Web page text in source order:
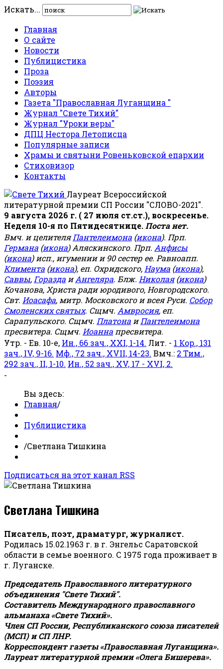
Искать...
Главная
О сайте
Новости
Публицистика
Проза
Поэзия
Авторы
Газета "Православная Луганщина "
Журнал "Свете Тихий"
Журнал "Уроки веры"
ДПЦ Нестора Летописца
Популярные записи
Храмы и святыни Ровеньковской епархии
Стиховизор
Контакты
Лауреат Всероссийской
литературной премии СП России "СЛОВО-2021".
9 августа 2026 г. ( 27 июля ст.ст.), воскресенье.
Неделя 10-я по Пятидесятнице. Поста нет.
Вмч. и целителяПантелеимона (икона). Прп.
Германа (икона) Аляскинского. Прп. Анфисы
(икона) исп., игумении и 90 сестер ее. Равноапп.
Климента (икона), еп. Охридского, Наума (икона),
Саввы, Горазда иАнгеляра. Блж. Николая(икона)
Кочанова, Христа ради юродивого, Новгородского.
Свт. Иоасафа, митр. Московского и всея Руси. Собор
Смоленских святых. Сщмч. Амвросия, еп.
Сарапульского. Сщмч. Платона иПантелеимона
пресвитера. Сщмч. Иоанна пресвитера.
Утр. - Ев. 10-е, Ин., 66 зач., XXI, 1-14. Лит. - 1 Кор., 131
зач., IV, 9-16. Мф., 72 зач., XVII, 14-23. Вмч.: 2 Тим.,
292 зач., II, 1-10. Ин., 52 зач., XV, 17 - XVI, 2.
-
Вы здесь:
Главная/
Публицистика
/Светлана Тишкина
Подписаться на этот канал RSS
Светлана Тишкина
Писатель, поэт, драматург, журналист.
Родилась 15.02.1963 г. в г. Энгельс Саратовской
области в семье военного. С 1975 года проживает в
г. Луганске.
Председатель Православного литературного
объединения "Свете Тихий".
Составитель Международного православного
альманаха «Свете Тихий».
Член СП России, Республиканского союза писателей
(МСП) и СП ЛНР.
Корреспондент газеты «Православная Луганщина».
Лауреат литературной премии «Олега Бишерева».